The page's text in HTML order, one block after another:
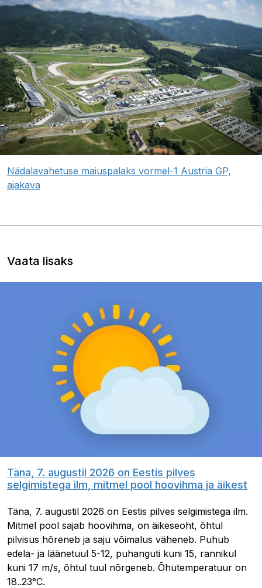
Nädalavahetuse maiuspalaks vormel-1 Austria GP,
ajakava
Vaata lisaks
Täna, 7. augustil 2026 on Eestis pilves
selgimistega ilm, mitmel pool hoovihma ja äikest
Täna, 7. augustil 2026 on Eestis pilves selgimistega ilm.
Mitmel pool sajab hoovihma, on äikeseoht, õhtul
pilvisus hõreneb ja saju võimalus väheneb. Puhub
edela- ja läänetuul 5-12, puhanguti kuni 15, rannikul
kuni 17 m/s, õhtul tuul nõrgeneb. Õhutemperatuur on
18..23°C.